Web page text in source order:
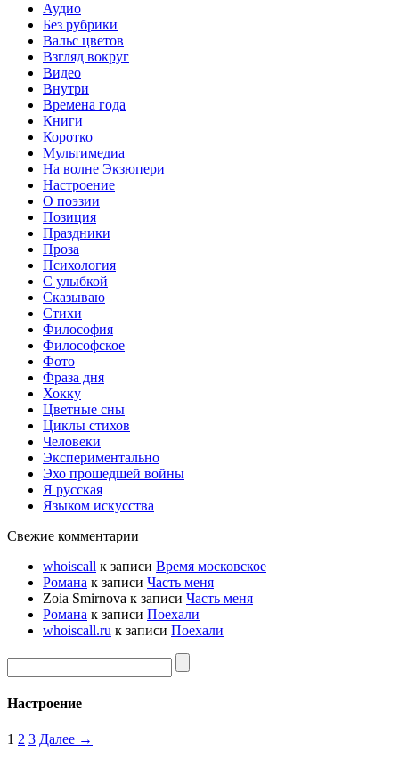
Аудио
Без рубрики
Вальс цветов
Взгляд вокруг
Видео
Внутри
Времена года
Книги
Коротко
Мультимедиа
На волне Экзюпери
Настроение
О поэзии
Позиция
Праздники
Проза
Психология
С улыбкой
Сказываю
Стихи
Философия
Философское
Фото
Фраза дня
Хокку
Цветные сны
Циклы стихов
Человеки
Экспериментально
Эхо прошедшей войны
Я русская
Языком искусства
Свежие комментарии
whoiscall к записи Время московское
Романа к записи Часть меня
Zoia Smirnova к записи Часть меня
Романа к записи Поехали
whoiscall.ru к записи Поехали
Настроение
1 2 3 Далее →